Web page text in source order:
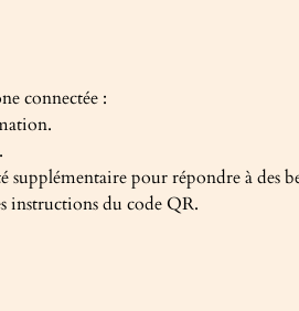
connectée :
pour répondre à des
instructions du code QR.